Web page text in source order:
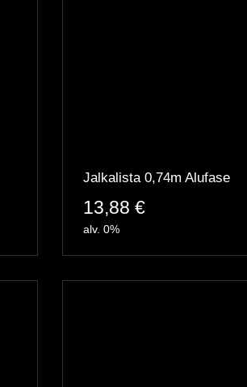
Jalkalista 0,74m Alufase
13,88 €
alv. 0%